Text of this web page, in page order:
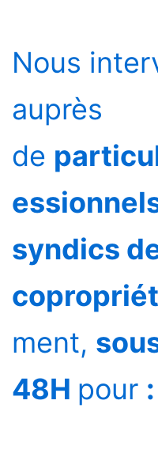
Nous
auprès
de
syndics
ment,
48H pour :